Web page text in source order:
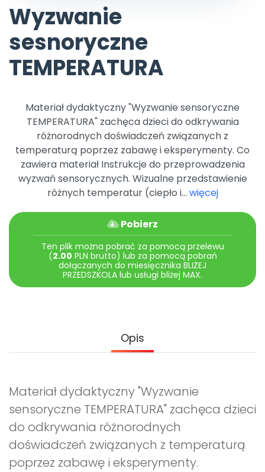
Archiwalne numery
Promocje
Wyzwanie
sesnoryczne
TEMPERATURA
Materiał dydaktyczny "Wyzwanie sensoryczne
TEMPERATURA" zachęca dzieci do odkrywania
różnorodnych doświadczeń związanych z
temperaturą poprzez zabawę i eksperymenty. Co
zawiera materiał Instrukcje do przeprowadzenia
wyzwań sensorycznych. Wizualne przedstawienie
różnych temperatur (ciepło i... więcej
Pobierz
Ten plik można pobrać za pomocą przelewu
(2.00 PLN brutto) lub za pomocą pobrań
dołączanych do miesięcznika BLIŻEJ
PRZEDSZKOLA lub usługi bliżej MAX.
Opis
Materiał dydaktyczny "Wyzwanie
sensoryczne TEMPERATURA" zachęca dzieci
do odkrywania różnorodnych
doświadczeń związanych z temperaturą
poprzez zabawę i eksperymenty.